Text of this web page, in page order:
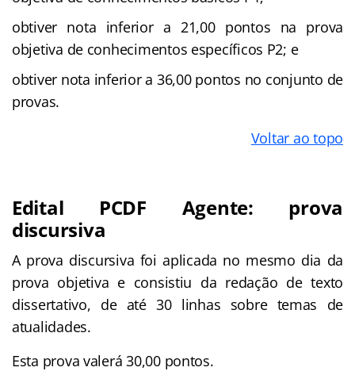
obtiver nota inferior a 21,00 pontos na prova
objetiva de conhecimentos específicos P2; e
obtiver nota inferior a 36,00 pontos no conjunto de
provas.
Voltar ao topo
Edital PCDF Agente: prova
discursiva
A prova discursiva foi aplicada no mesmo dia da
prova objetiva e consistiu da redação de texto
dissertativo, de até 30 linhas sobre temas de
atualidades.
Esta provavalerá 30,00 pontos.